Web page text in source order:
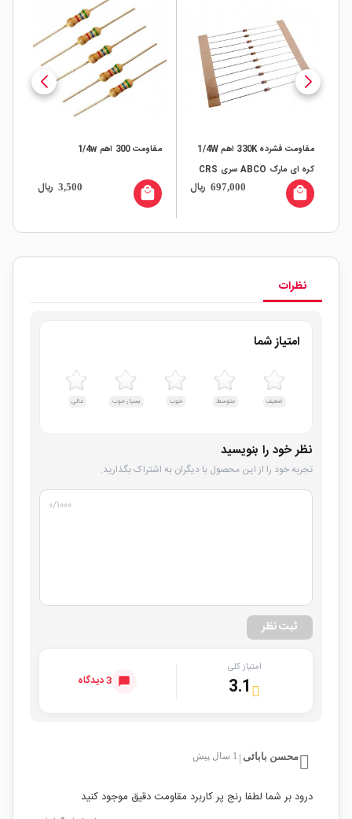
مقاومت فشرده 330K اهم 1/4W
کره ای مارک ABCO سری CRS
بسته200 تایی
697,000 ریال local_mall
مقاومت 300 اهم 1/4w
3,500 ریال local_mall
نظرات
امتیاز شما
ضعیف متوسط خوب بسیار خوب عالی
نظر خود را بنویسید
تجربه خود را از این محصول با دیگران به اشتراک بگذارید.
۰/۱۰۰۰
ثبت نظر
امتیاز کلی
3.1 3 دیدگاه
محسن بابائی 1 سال پیش
درود بر شما لطفا رنج پر کاربرد مقاومت دقیق موجود کنید